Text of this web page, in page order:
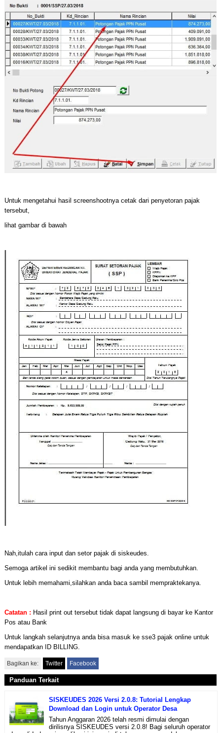
Untuk mengetahui hasil screenshootnya cetak dari penyetoran pajak
tersebut,
lihat gambar di bawah
Nah,itulah cara input dan setor pajak di siskeudes.
Semoga artikel ini sedikit membantu bagi anda yang membutuhkan.
Untuk lebih memahami,silahkan anda baca sambil mempraktekanya.
Catatan : Hasil print out tersebut tidak dapat langsung di bayar ke Kantor
Pos atau Bank
Untuk langkah selanjutnya anda bisa masuk ke sse3 pajak online untuk
mendapatkan ID BILLING.
Bagikan ke: Twitter Facebook
Panduan Terkait
SISKEUDES 2026 Versi 2.0.8: Tutorial Lengkap
Download dan Login untuk Operator Desa
Tahun Anggaran 2026 telah resmi dimulai dengan
dirilisnya SISKEUDES versi 2.0.8! Bagi seluruh operator